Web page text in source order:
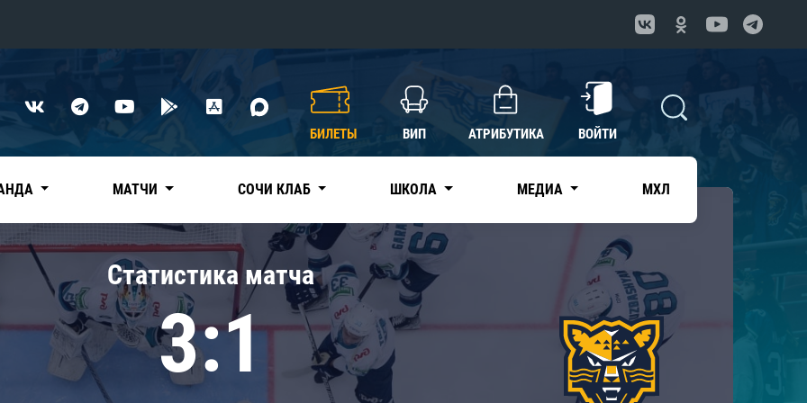
Нефтехимик
Дивизион Чернышева
Авангард
Адмирал
КХЛ
БИЛЕТЫ ВИП АТРИБУТИКА ВОЙТИ
МАТЧИ СОЧИ КЛАБ ШКОЛА МЕДИА МХЛ
Статистика матча
3:1